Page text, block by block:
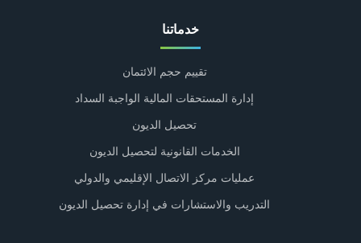
خدماتنا
تقييم حجم الائتمان
إدارة المستحقات المالية الواجبة السداد
تحصيل الديون
الخدمات القانونية لتحصيل الديون
عمليات مركز الاتصال الإقليمي والدولي
التدريب والاستشارات في إدارة تحصيل الديون